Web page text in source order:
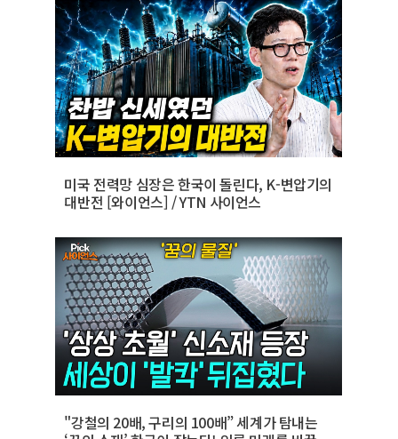
미국 전력망 심장은 한국이 돌린다, K-변압기의
대반전 [와이언스] / YTN 사이언스
"강철의 20배, 구리의 100배” 세계가 탐내는